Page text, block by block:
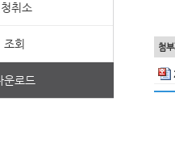
취소
조회
운로드
첨